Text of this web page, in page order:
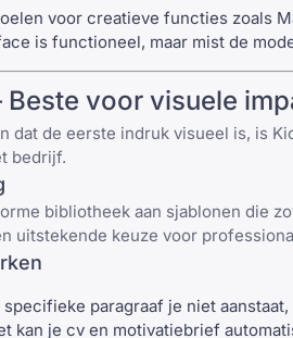
voor creatieve functies zoals
is functioneel, maar mist de
Beste voor visuele
dat de eerste indruk visueel is, is
bedrijf.
bibliotheek aan sjablonen die
uitstekende keuze voor
specifieke paragraaf je niet
kan je cv en motivatiebrief